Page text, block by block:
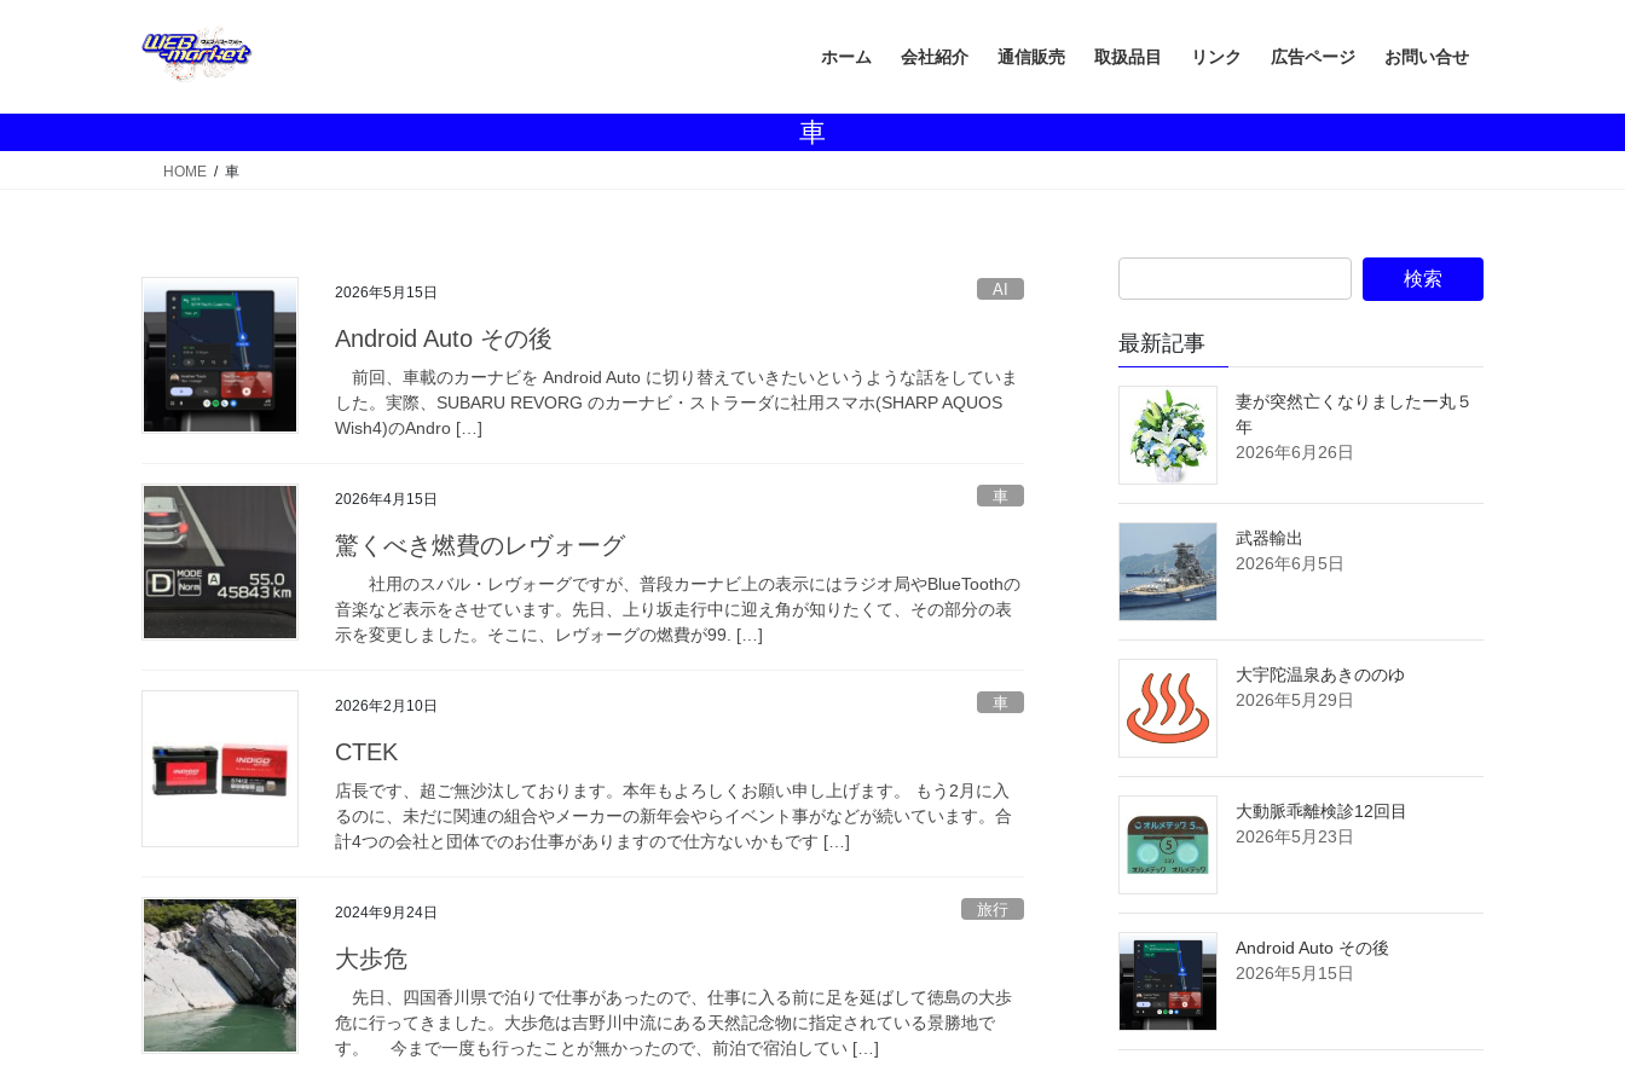
へ
ョ
ホーム 会社紹介 通信販売 取扱品目 リンク 広告ページ お問い合せ
車
HOME 車
2026年5月15日 AI
Android Auto その後
前回、車載のカーナビを Android Auto に切り替えていきたいというような話をしていま
した。実際、SUBARU REVORG のカーナビ・ストラーダに社用スマホ(SHARP AQUOS
Wish4)のAndro […]
2026年4月15日 車
驚くべき燃費のレヴォーグ
社用のスバル・レヴォーグですが、普段カーナビ上の表示にはラジオ局やBlueToothの
音楽など表示をさせています。先日、上り坂走行中に迎え角が知りたくて、その部分の表
示を変更しました。そこに、レヴォーグの燃費が99. […]
2026年2月10日 車
CTEK
店長です、超ご無沙汰しております。本年もよろしくお願い申し上げます。 もう2月に入
るのに、未だに関連の組合やメーカーの新年会やらイベント事がなどが続いています。合
計4つの会社と団体でのお仕事がありますので仕方ないかもです […]
2024年9月24日 旅行
大歩危
先日、四国香川県で泊りで仕事があったので、仕事に入る前に足を延ばして徳島の大歩
危に行ってきました。大歩危は吉野川中流にある天然記念物に指定されている景勝地で
す。 今まで一度も行ったことが無かったので、前泊で宿泊してい […]
最新記事
妻が突然亡くなりましたー丸５
年
2026年6月26日
武器輸出
2026年6月5日
大宇陀温泉あきののゆ
2026年5月29日
大動脈乖離検診12回目
2026年5月23日
Android Auto その後
2026年5月15日